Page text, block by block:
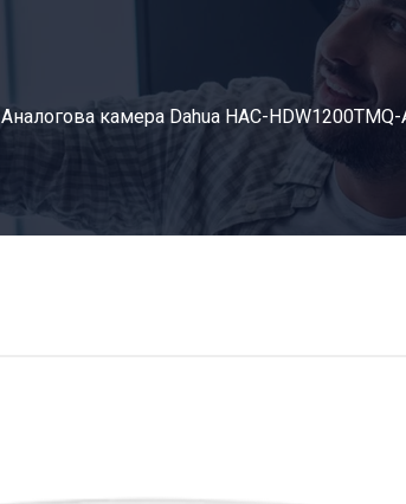
НАЧАЛО
Аналоговa камерa Dahua HAC-